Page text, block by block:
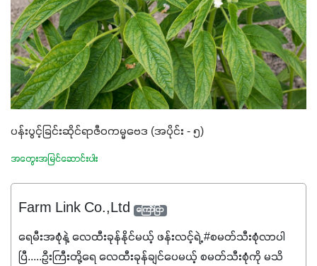
ပန်းပွင့်ခြင်းဆိုင်ရာဇီဝကမ္မဗေဒ (အပိုင်း - ၅)
အတွေးအမြင်ဆောင်းပါး
Farm Link Co.,Ltd ကြော်ငြာ
ရေမီးအစုံနဲ့ လေထီးခုန်နိုင်မယ့် ဖန်းလင့်ရဲ့ #စမတ်သီးစုံလာပါ
ပြီ.....ဦးကြီးတို့ရေ ‌လေထီးခုန်ချင်ပေမယ့် စမတ်သီးစုံကို မသိ